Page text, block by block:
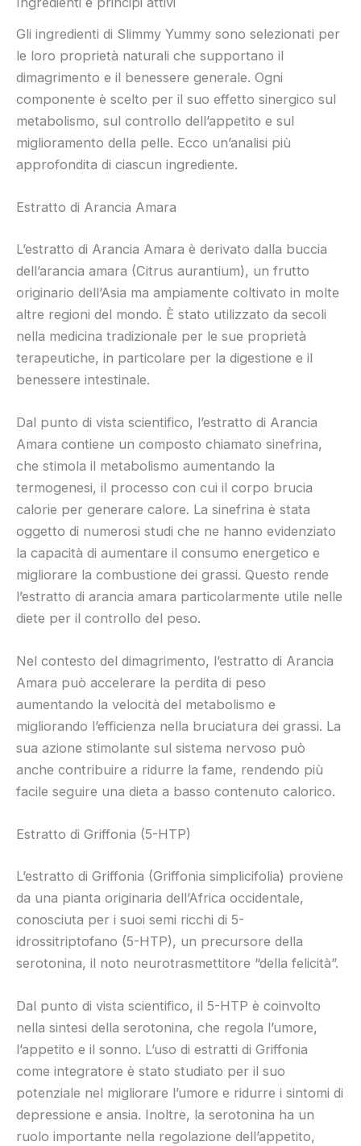
Gli ingredienti di Slimmy Yummy sono selezionati per
le loro proprietà naturali che supportano il
dimagrimento e il benessere generale. Ogni
componente è scelto per il suo effetto sinergico sul
metabolismo, sul controllo dell’appetito e sul
miglioramento della pelle. Ecco un’analisi più
approfondita di ciascun ingrediente.
Estratto di Arancia Amara
L’estratto di Arancia Amara è derivato dalla buccia
dell’arancia amara (Citrus aurantium), un frutto
originario dell’Asia ma ampiamente coltivato in molte
altre regioni del mondo. È stato utilizzato da secoli
nella medicina tradizionale per le sue proprietà
terapeutiche, in particolare per la digestione e il
benessere intestinale.
Dal punto di vista scientifico, l’estratto di Arancia
Amara contiene un composto chiamato sinefrina,
che stimola il metabolismo aumentando la
termogenesi, il processo con cui il corpo brucia
calorie per generare calore. La sinefrina è stata
oggetto di numerosi studi che ne hanno evidenziato
la capacità di aumentare il consumo energetico e
migliorare la combustione dei grassi. Questo rende
l’estratto di arancia amara particolarmente utile nelle
diete per il controllo del peso.
Nel contesto del dimagrimento, l’estratto di Arancia
Amara può accelerare la perdita di peso
aumentando la velocità del metabolismo e
migliorando l’efficienza nella bruciatura dei grassi. La
sua azione stimolante sul sistema nervoso può
anche contribuire a ridurre la fame, rendendo più
facile seguire una dieta a basso contenuto calorico.
Estratto di Griffonia (5-HTP)
L’estratto di Griffonia (Griffonia simplicifolia) proviene
da una pianta originaria dell’Africa occidentale,
conosciuta per i suoi semi ricchi di 5-
idrossitriptofano (5-HTP), un precursore della
serotonina, il noto neurotrasmettitore “della felicità”.
Dal punto di vista scientifico, il 5-HTP è coinvolto
nella sintesi della serotonina, che regola l’umore,
l’appetito e il sonno. L’uso di estratti di Griffonia
come integratore è stato studiato per il suo
potenziale nel migliorare l’umore e ridurre i sintomi di
depressione e ansia. Inoltre, la serotonina ha un
ruolo importante nella regolazione dell’appetito,